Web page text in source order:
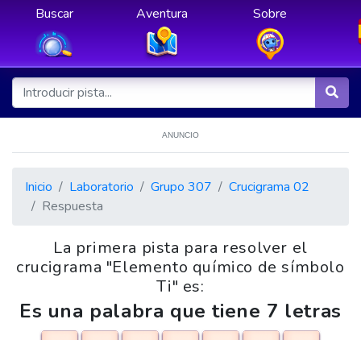
Buscar Aventura Sobre
ANUNCIO
Inicio Laboratorio Grupo 307
Crucigrama 02
Respuesta
La primera pista para resolver el
crucigrama "Elemento químico de símbolo
Ti" es:
Es una palabra que tiene 7 letras